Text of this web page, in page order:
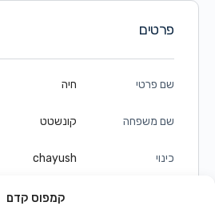
קמפוס קדם
פרטים
שם פרטי חיה
שם משפחה קונשטט
כינוי chayush
נקבה